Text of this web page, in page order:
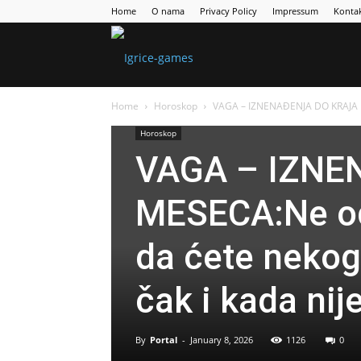
Home O nama Privacy Policy Impressum
Home Horoskop VAGA – IZNENAĐENJA DO
Horoskop
VAGA –
MESECA:Ne
da ćete
čak i kada
By Portal - January 8, 2026 1126 0